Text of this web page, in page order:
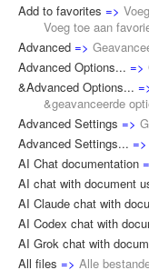
Add to favorites =>
Voeg toe aan
Advanced =>
Advanced Options... =>
&Advanced Options...
&geavanceerde
Advanced Settings =>
Advanced Settings... =>
AI Chat documentation
AI chat with document
AI Claude chat with
AI Codex chat with
AI Grok chat with
All files => Alle